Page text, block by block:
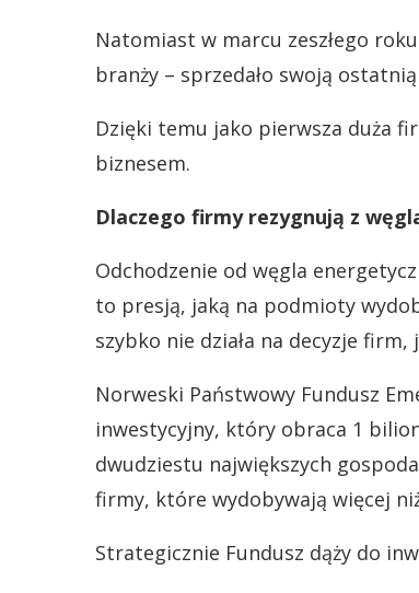
Natomiast w marcu zeszłego
branży – sprzedało swoją
Dzięki temu jako pierwsza duża
biznesem.
Dlaczego firmy rezygnują z
Odchodzenie od węgla
to presją, jaką na podmioty
szybko nie działa na decyzje
Norweski Państwowy Fundusz
inwestycyjny, który obraca 1
dwudziestu największych
firmy, które wydobywają więcej
Strategicznie Fundusz dąży do